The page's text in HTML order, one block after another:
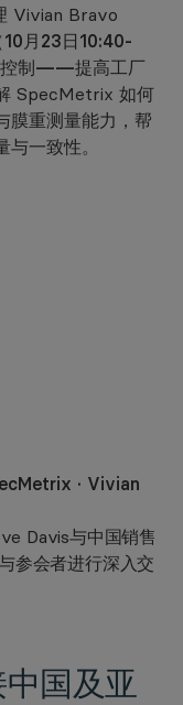
Vivian Bravo
10月23日10:40-
控制——提高工厂
SpecMetrix 如何
膜重测量能力，帮
一致性。
· Vivian
Davis与中国销售
参会者进行深入交
国及亚